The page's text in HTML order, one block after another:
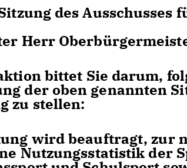
des Ausschusses
Herr
bittet Sie darum,
der oben genannten
zu stellen:
wird beauftragt, zur
Nutzungsstatistik der